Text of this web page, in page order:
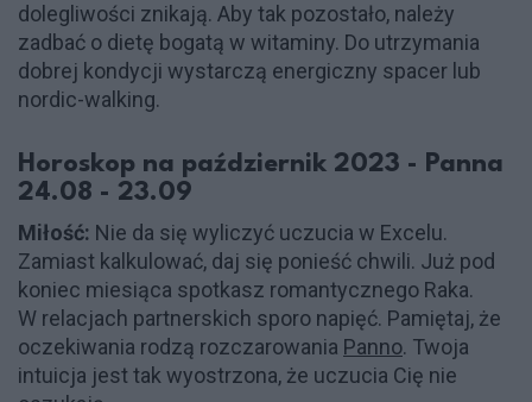
dolegliwości znikają. Aby tak pozostało, należy
zadbać o dietę bogatą w witaminy. Do utrzymania
dobrej kondycji wystarczą energiczny spacer lub
nordic-walking.
Horoskop na październik 2023 - Panna
24.08 - 23.09
Miłość: Nie da się wyliczyć uczucia w Excelu.
Zamiast kalkulować, daj się ponieść chwili. Już pod
koniec miesiąca spotkasz romantycznego Raka.
W relacjach partnerskich sporo napięć. Pamiętaj, że
oczekiwania rodzą rozczarowania Panno. Twoja
intuicja jest tak wyostrzona, że ​​uczucia Cię nie